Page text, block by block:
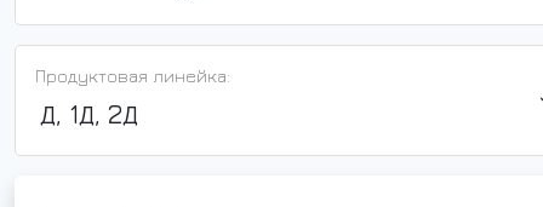
Продуктовая линейка:
Д, 1Д, 2Д